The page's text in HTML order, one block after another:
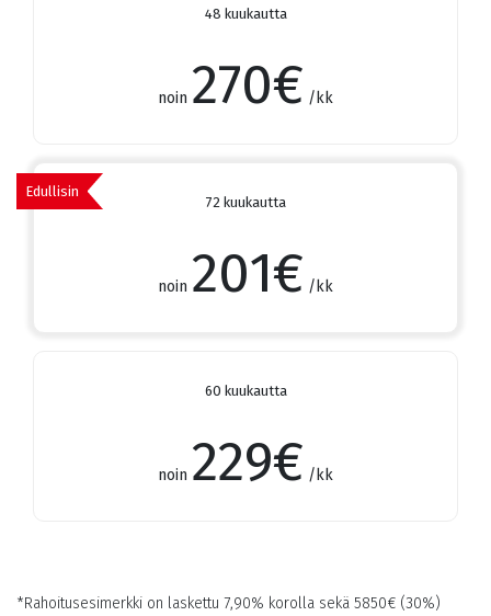
48 kuukautta
noin 270€ /kk
Edullisin
72 kuukautta
noin 201€ /kk
60 kuukautta
noin 229€ /kk
*Rahoitusesimerkki on laskettu 7,90% korolla sekä 5850€ (30%)